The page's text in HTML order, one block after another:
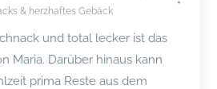
& herzhaftes Gebäck
und total lecker ist das
Maria. Darüber hinaus kann
prima Reste aus dem